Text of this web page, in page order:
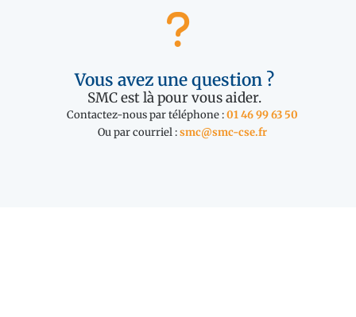
Vous avez une question ?
SMC est là pour vous aider.
Contactez-nous par téléphone :01 46 99 63 50
Ou par courriel :smc@smc-cse.fr